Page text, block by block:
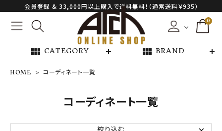
会員登録 & 33,000円以上購入で送料無料！（通常送料￥935）
0
view_module CATEGORY view_module BRAND
NEW ARRIVAL
ARCH EXCLUSIVE
HOME コーディネート一覧
コーディネート一覧